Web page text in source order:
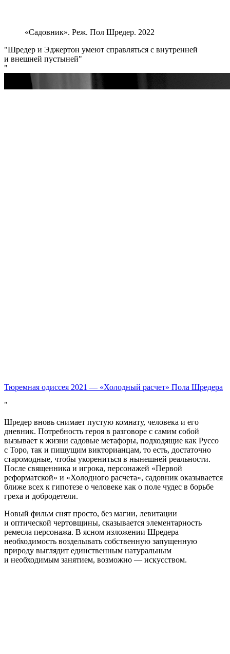
«Садовник». Реж. Пол Шредер. 2022
Шредер и Эджертон умеют справляться с внутренней
и внешней пустыней
Тюремная одиссея 2021 — «Холодный расчет» Пола Шредера
Шредер вновь снимает пустую комнату, человека и его
дневник. Потребность героя в разговоре с самим собой
вызывает к жизни садовые метафоры, подходящие как Руссо
с Торо, так и пишущим викторианцам, то есть, достаточно
старомодные, чтобы укорениться в нынешней реальности.
После священника и игрока, персонажей «Первой
реформатской» и «Холодного расчета», садовник оказывается
ближе всех к гипотезе о человеке как о поле чудес в борьбе
греха и добродетели.
Новый фильм снят просто, без магии, левитации
и оптической чертовщины, сказывается элементарность
ремесла персонажа. В ясном изложении Шредера
необходимость возделывать собственную запущенную
природу выглядит единственным натуральным
и необходимым занятием, возможно — искусством.